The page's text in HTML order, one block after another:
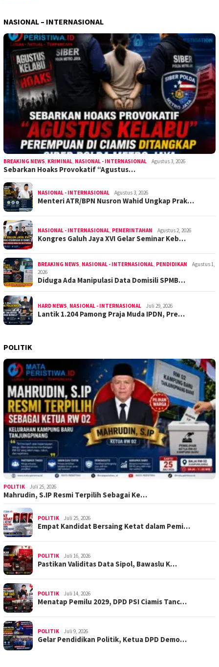
NASIONAL – INTERNASIONAL
BREAKING NEWS, KRIMINAL, NASIONAL - INTERNASIONAL Agustus 3, 2026
Sebarkan Hoaks Provokatif “Agustus…
NASIONAL - INTERNASIONAL Agustus 3, 2026
Menteri ATR/BPN Nusron Wahid Ungkap Prak…
NASIONAL - INTERNASIONAL, PEMERINTAHAN Agustus 2, 2026
Kongres Galuh Jaya XVI Gelar Seminar Keb…
BREAKING NEWS, NASIONAL - INTERNASIONAL, PENDIDIKAN
Agustus 1,
2026
Diduga Ada Manipulasi Data Domisili SPMB…
HARD NEWS, NASIONAL - INTERNASIONAL Juli 29, 2026
Lantik 1.204 Pamong Praja Muda IPDN, Pre…
POLITIK
POLITIK Juli 25, 2026
Mahrudin, S.IP Resmi Terpilih Sebagai Ke…
POLITIK Juli 25, 2026
Empat Kandidat Bersaing Ketat dalam Pemi…
POLITIK Juli 16, 2026
Pastikan Validitas Data Sipol, Bawaslu K…
POLITIK Juli 14, 2026
Menatap Pemilu 2029, DPD PSI Ciamis Tanc…
POLITIK Juli 9, 2026
Gelar Pendidikan Politik, Ketua DPD Demo…